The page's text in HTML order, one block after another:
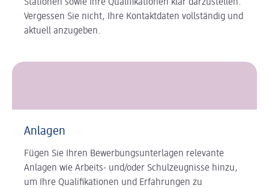
Stationen sowie Ihre Qualifikationen klar darzustellen.
Vergessen Sie nicht, Ihre Kontaktdaten vollständig und
aktuell anzugeben.
Anlagen
Fügen Sie Ihren Bewerbungsunterlagen relevante
Anlagen wie Arbeits- und/oder Schulzeugnisse hinzu,
um Ihre Qualifikationen und Erfahrungen zu